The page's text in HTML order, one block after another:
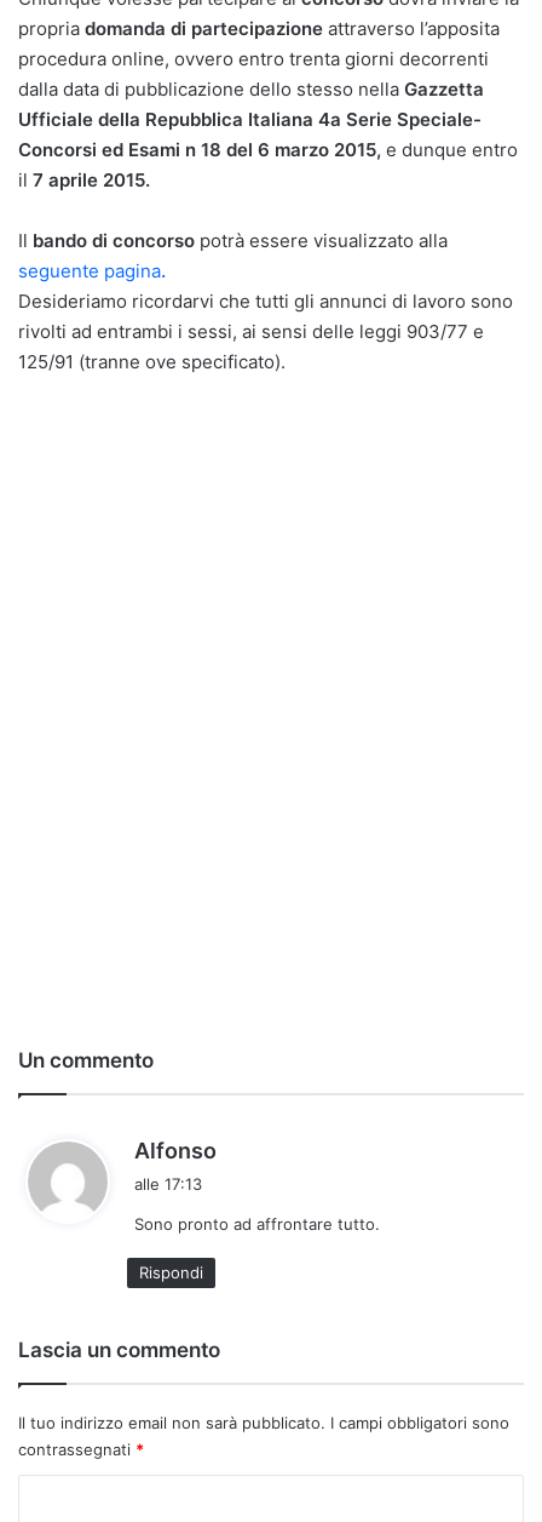
propria domanda di partecipazione attraverso l’apposita
procedura online, ovvero entro trenta giorni decorrenti
dalla data di pubblicazione dello stesso nella Gazzetta
Ufficiale della Repubblica Italiana 4a Serie Speciale-
Concorsi ed Esami n 18 del 6 marzo 2015, e dunque entro
il 7 aprile 2015.
Il bando di concorso potrà essere visualizzato alla
seguente pagina.
Desideriamo ricordarvi che tutti gli annunci di lavoro sono
rivolti ad entrambi i sessi, ai sensi delle leggi 903/77 e
125/91 (tranne ove specificato).
Un commento
Alfonso
e
alle 17:13
Sono pronto ad affrontare tutto.
Rispondi
Lascia un commento
Il tuo indirizzo email non sarà pubblicato. I campi obbligatori sono
contrassegnati *